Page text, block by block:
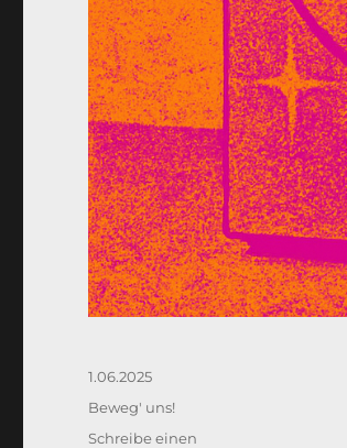
Veröffentlicht
1.06.2025
Kategorien
Beweg' uns!
Schreibe einen